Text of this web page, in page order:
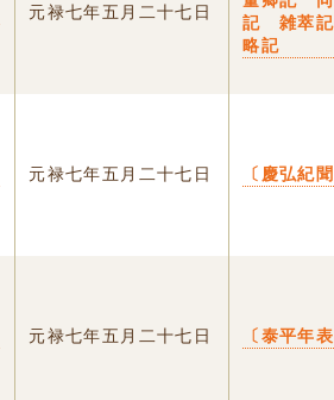
元禄七年五月二十七日
記 雑萃
略記
元禄七年五月二十七日 〔慶弘紀
元禄七年五月二十七日 〔泰平年